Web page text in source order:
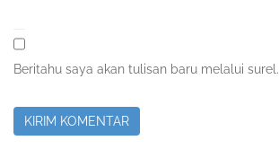
Beritahu saya akan tulisan baru melalui surel.